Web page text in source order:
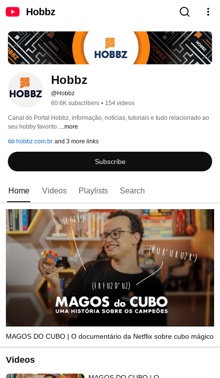
Hobbz
Hobbz
@Hobbz
60.6K subscribers • 154 videos
Canal do Portal Hobbz, informação, notícias, tutoriais e tudo relacionado ao
seu hobby favorito. ...more
hobbz.com.br and 3 more links
Subscribe
Home Videos Playlists Search
MAGOS DO CUBO | O documentário da Netflix sobre cubo mágico
Videos